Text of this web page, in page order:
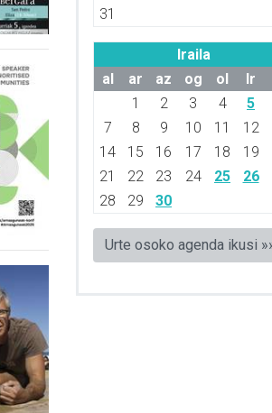
31
Iraila
al
ar az og ol lr
1
2 3 4 5
7
8 9 10 11 12
14
15 16 17 18 19
21
22 23 24 25 26
28
29 30
Urte osoko agenda ikusi